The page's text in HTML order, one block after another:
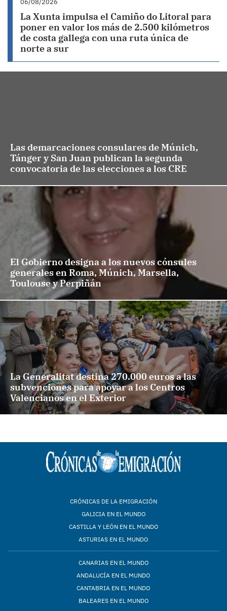
06/08/2026
La Xunta impulsa el Camiño do Litoral para
poner en valor los más de 2.500 kilómetros
de costa gallega con una ruta única de
norte a sur
Las demarcaciones consulares de Múnich,
Tánger y San Juan publican la segunda
convocatoria de las elecciones a los CRE
El Gobierno designa a los nuevos cónsules
generales en Roma, Múnich, Marsella,
Toulouse y Perpiñán
La Generalitat destina 270.000 euros a las
subvenciones para apoyar a los Centros
Valencianos en el Exterior
CRÓNICAS DE LA EMIGRACIÓN
GALICIA EN EL MUNDO
CASTILLA Y LEÓN EN EL MUNDO
ASTURIAS EN EL MUNDO
CANARIAS EN EL MUNDO
ANDALUCÍA EN EL MUNDO
CANTABRIA EN EL MUNDO
BALEARES EN EL MUNDO